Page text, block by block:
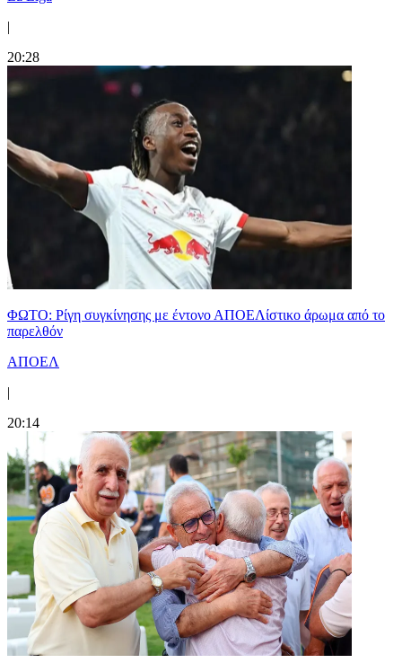
|
20:28
ΦΩΤΟ: Ρίγη συγκίνησης με έντονο ΑΠΟΕΛίστικο άρωμα από το
παρελθόν
ΑΠΟΕΛ
|
20:14